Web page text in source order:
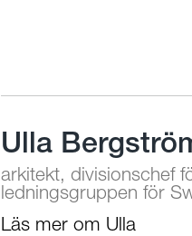
Ulla
arkitekt, divisionschef
ledningsgruppen för
Läs mer om Ulla